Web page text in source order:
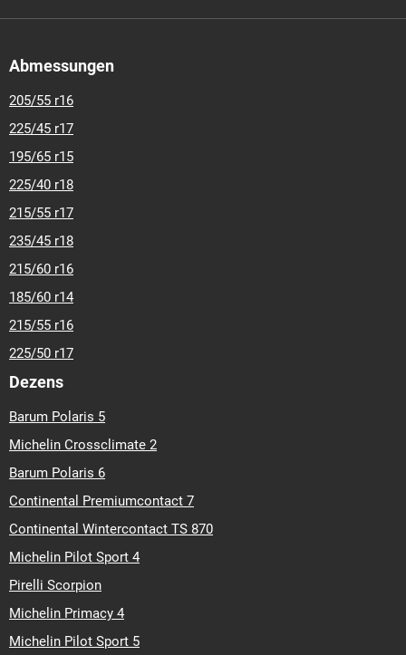
Abmessungen
205/55 r16
225/45 r17
195/65 r15
225/40 r18
215/55 r17
235/45 r18
215/60 r16
185/60 r14
215/55 r16
225/50 r17
Dezens
Barum Polaris 5
Michelin Crossclimate 2
Barum Polaris 6
Continental Premiumcontact 7
Continental Wintercontact TS 870
Michelin Pilot Sport 4
Pirelli Scorpion
Michelin Primacy 4
Michelin Pilot Sport 5